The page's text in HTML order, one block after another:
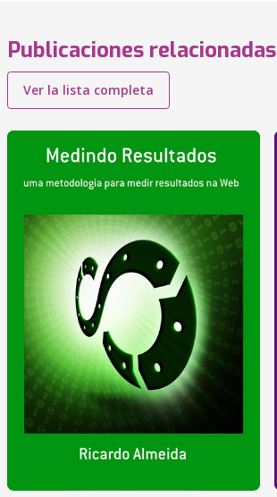
Publicaciones relacionadas
Ver la lista completa